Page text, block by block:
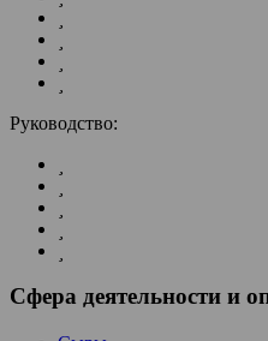
Руководство:
Сфера деятельности и